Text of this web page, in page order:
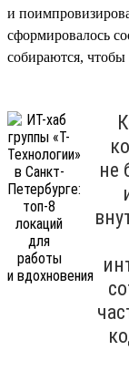
и
сформировалось
собираются, чтобы
не